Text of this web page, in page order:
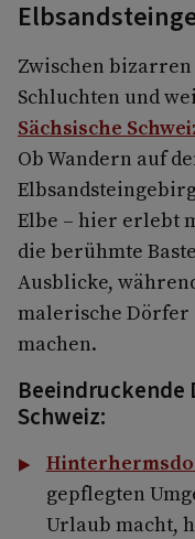
Zwischen
Schluchten und
Sächsische
Ob Wandern auf
Elbe – hier erlebt
die berühmte
Ausblicke,
malerische Dörfer
machen.
Beeindruckende
Schweiz:
gepflegten
Urlaub macht,